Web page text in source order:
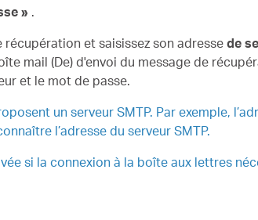
» .
récupération et saisissez son adresse de
mail (De) d'envoi du message de
et le mot de passe.
un serveur SMTP. Par exemple,
l’adresse du serveur SMTP.
si la connexion à la boîte aux lettres